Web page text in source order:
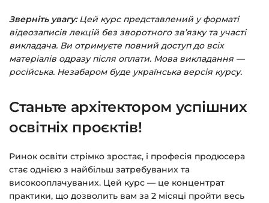
Заповніть всі поля (пошта та пароль).
Оплатіть зручним способом (більше 8
способів оплати).
Натисніть її — і відкриється сторінка з
курсами.
на email.
Доступ до курсів: без обмежень за часом.
Зверніть увагу:Цей курс представлений у форматі
відеозаписів лекцій без зворотного зв’язку та участі
викладача. Ви отримуєте повний доступ до всіх
матеріалів одразу після оплати. Мова викладання —
російська. Незабаром буде українська версія курсу.
Станьте архітектором успішних
освітніх проєктів!
Ринок освіти стрімко зростає, і професія продюсера
стає однією з найбільш затребуваних та
високооплачуваних. Цей курс — це концентрат
практики, що дозволить вам за 2 місяці пройти весь